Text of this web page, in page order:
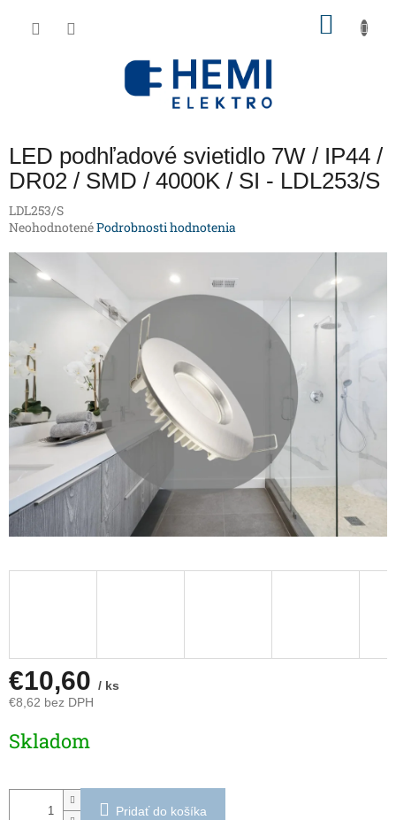
LED podhľadové svietidlo 7W / IP44 /
DR02 / SMD / 4000K / SI - LDL253/S
LDL253/S
Priemerné
produktu
je
0,0
hviezdičiek.
NeohodnotenéPodrobnosti hodnotenia
€10,60 / ks
€8,62 bez DPH
cena:
Skladom
Pridať do košíka